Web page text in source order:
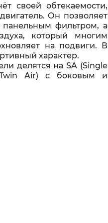
своей обтекаемости,
Он позволяет
фильтром, а
который многим
на подвиги. В
характер.
делятся на SA (Single
Air) с боковым и